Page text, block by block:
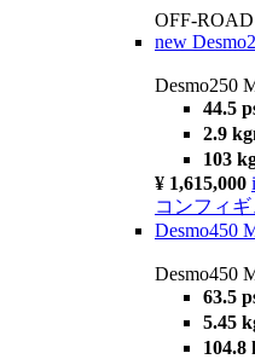
OFF-ROAD
new
Desmo250
44.5
2.9
103
¥ 1,615,000 i
コンフィ
Desmo450
Desmo450
63.5
5.45
104.8